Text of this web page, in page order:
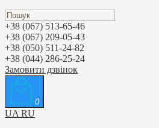
+38 (067) 513-65-46
+38 (067) 209-05-43
+38 (050) 511-24-82
+38 (044) 286-25-24
Замовити дзвінок
0
UA RU